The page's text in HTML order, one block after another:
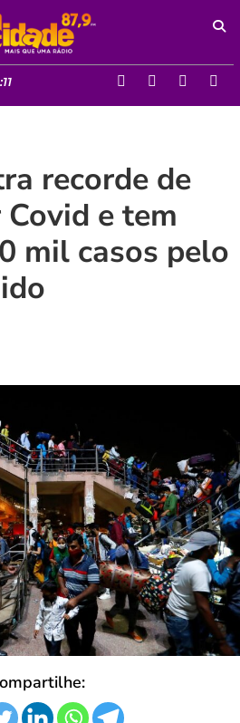
recorde de
e tem
mil casos pelo